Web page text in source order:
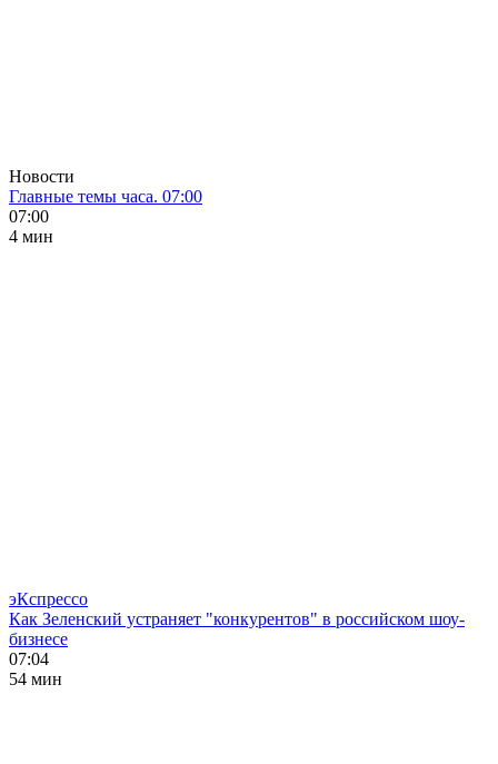
Новости
Главные темы часа. 07:00
07:00
4 мин
эКспрессо
Как Зеленский устраняет "конкурентов" в российском шоу-
бизнесе
07:04
54 мин